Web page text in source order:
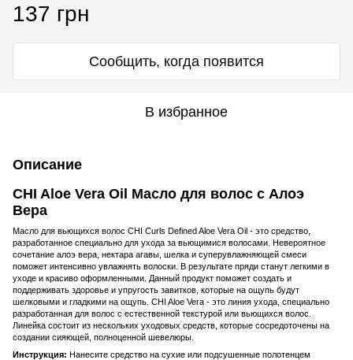
137 грн
Сообщить, когда появится
В избранное
Описание
CHI Aloe Vera Oil Масло для волос с Алоэ
Вера
Масло для вьющихся волос CHI Curls Defined Aloe Vera Oil - это средство,
разработанное специально для ухода за вьющимися волосами. Невероятное
сочетание алоэ вера, нектара агавы, шелка и суперувлажняющей смеси
поможет интенсивно увлажнять волоски. В результате пряди станут легкими в
уходе и красиво оформленными. Данный продукт поможет создать и
поддерживать здоровье и упругость завитков, которые на ощупь будут
шелковыми и гладкими на ощупь. CHI Aloe Vera - это линия ухода, специально
разработанная для волос с естественной текстурой или вьющихся волос.
Линейка состоит из нескольких уходовых средств, которые сосредоточены на
создании сияющей, полноценной шевелюры.
Инструкция: Нанесите средство на сухие или подсушенные полотенцем